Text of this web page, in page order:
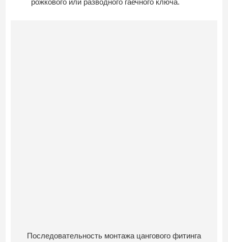
Последовательность монтажа цангового фитинга